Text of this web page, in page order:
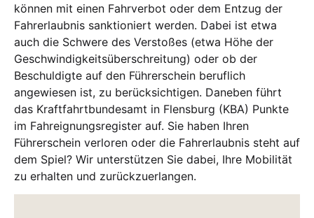
können mit einen Fahrverbot oder dem Entzug der
Fahrerlaubnis sanktioniert werden. Dabei ist etwa
auch die Schwere des Verstoßes (etwa Höhe der
Geschwindigkeitsüberschreitung) oder ob der
Beschuldigte auf den Führerschein beruflich
angewiesen ist, zu berücksichtigen. Daneben führt
das Kraftfahrtbundesamt in Flensburg (KBA) Punkte
im Fahreignungsregister auf. Sie haben Ihren
Führerschein verloren oder die Fahrerlaubnis steht auf
dem Spiel? Wir unterstützen Sie dabei, Ihre Mobilität
zu erhalten und zurückzuerlangen.